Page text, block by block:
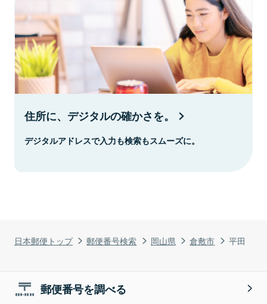
日本郵便トップ 郵便番号検索 岡山県 倉敷市 平田
住所に、デジタルの確かさを。
デジタルアドレスで入力も検索もスムーズに。
郵便番号を調べる